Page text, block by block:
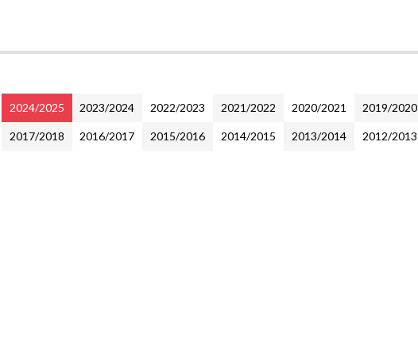
2024/2025 2023/2024 2022/2023 2021/2022 2020/2021 2019/2020
2017/2018 2016/2017 2015/2016 2014/2015 2013/2014 2012/2013